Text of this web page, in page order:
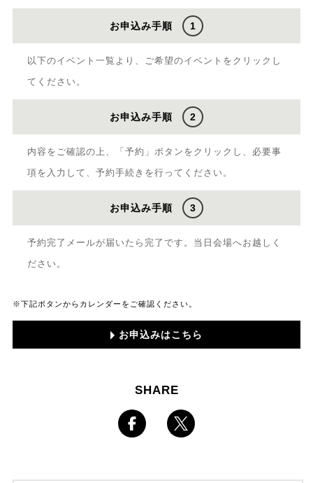
お申込み手順 1
以下のイベント一覧より、ご希望のイベントをクリックし
てください。
お申込み手順 2
内容をご確認の上、「予約」ボタンをクリックし、必要事
項を入力して、予約手続きを行ってください。
お申込み手順 3
予約完了メールが届いたら完了です。当日会場へお越しく
ださい。
※下記ボタンからカレンダーをご確認ください。
お申込みはこちら
SHARE